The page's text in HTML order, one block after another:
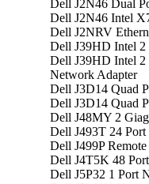
Dell J2N46 Dual
Dell J2N46 Intel
Dell J2NRV
Dell J39HD Intel 2
Dell J39HD Intel
Network Adapter
Dell J3D14 Quad
Dell J3D14 Quad
Dell J48MY 2
Dell J493T 24
Dell J499P
Dell J4T5K 48
Dell J5P32 1 Port